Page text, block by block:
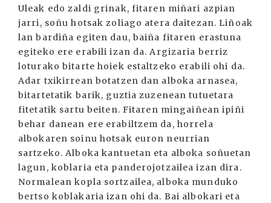
Uleak edo zaldi grinak, fitaren miñari azpian
jarri, soñu hotsak zoliago atera daitezan. Liñoak
lan bardiña egiten dau, baiña fitaren erastuna
egiteko ere erabili izan da. Argizaria berriz
loturako bitarte hoiek estaltzeko erabili ohi da.
Adar txikirrean botatzen dan alboka arnasea,
bitartetatik barik, guztia zuzenean tutuetara
fitetatik sartu beiten. Fitaren mingaiñean ipiñi
behar danean ere erabiltzem da, horrela
albokaren soinu hotsak euron neurrian
sartzeko. Alboka kantuetan eta alboka soñuetan
lagun, koblaria eta panderojotzailea izan dira.
Normalean kopla sortzailea, alboka munduko
bertso koblakaria izan ohi da. Bai albokari eta